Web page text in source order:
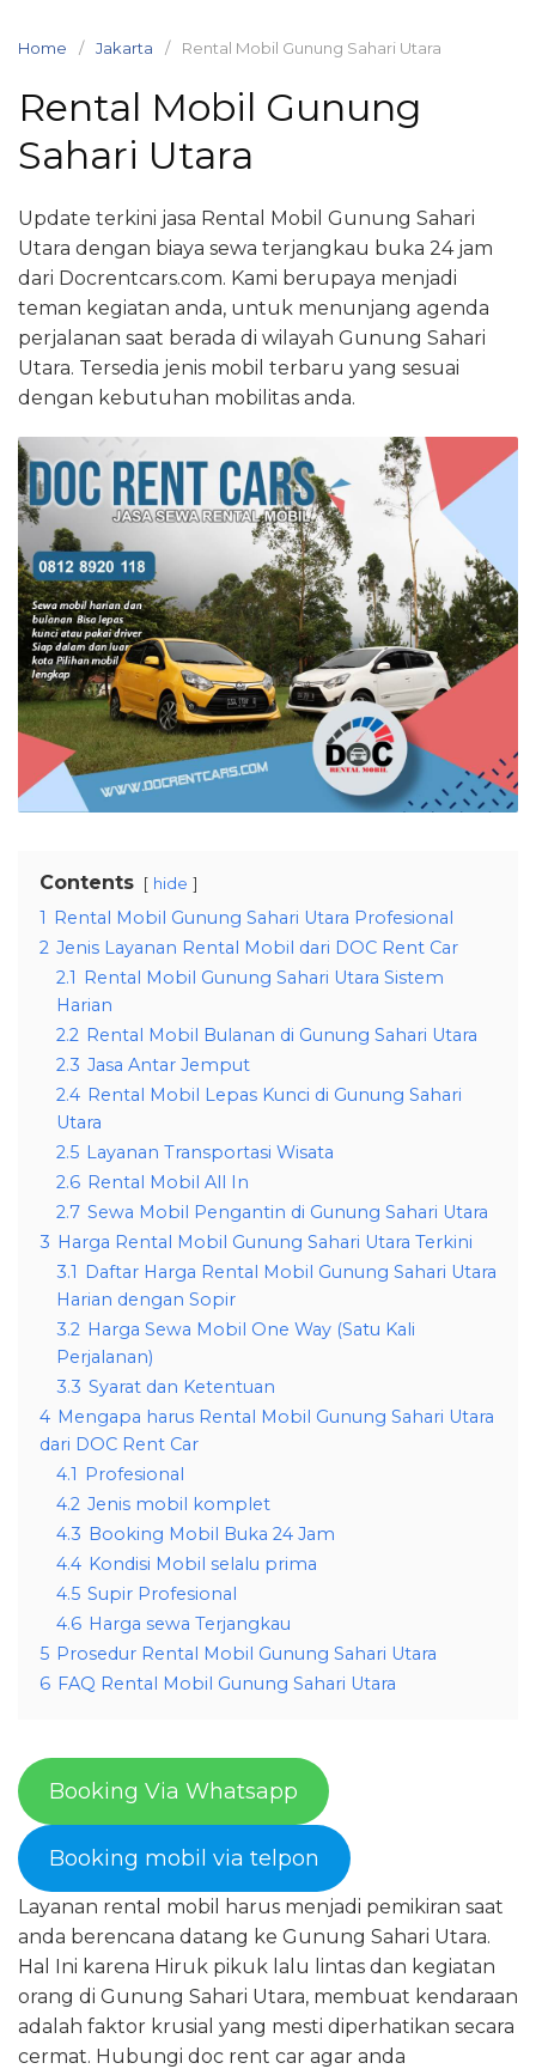
Home Jakarta Rental Mobil Gunung Sahari Utara
Rental Mobil Gunung
Sahari Utara
Update terkini jasa Rental Mobil Gunung Sahari
Utara dengan biaya sewa terjangkau buka 24 jam
dari Docrentcars.com. Kami berupaya menjadi
teman kegiatan anda, untuk menunjang agenda
perjalanan saat berada di wilayah Gunung Sahari
Utara. Tersedia jenis mobil terbaru yang sesuai
dengan kebutuhan mobilitas anda.
Contents hide
1 Rental Mobil Gunung Sahari Utara Profesional
2 Jenis Layanan Rental Mobil dari DOC Rent Car
2.1 Rental Mobil Gunung Sahari Utara Sistem
Harian
2.2 Rental Mobil Bulanan di Gunung Sahari Utara
2.3 Jasa Antar Jemput
2.4 Rental Mobil Lepas Kunci di Gunung Sahari
Utara
2.5 Layanan Transportasi Wisata
2.6 Rental Mobil All In
2.7 Sewa Mobil Pengantin di Gunung Sahari Utara
3 Harga Rental Mobil Gunung Sahari Utara Terkini
3.1 Daftar Harga Rental Mobil Gunung Sahari Utara
Harian dengan Sopir
3.2 Harga Sewa Mobil One Way (Satu Kali
Perjalanan)
3.3 Syarat dan Ketentuan
4 Mengapa harus Rental Mobil Gunung Sahari Utara
dari DOC Rent Car
4.1 Profesional
4.2 Jenis mobil komplet
4.3 Booking Mobil Buka 24 Jam
4.4 Kondisi Mobil selalu prima
4.5 Supir Profesional
4.6 Harga sewa Terjangkau
5 Prosedur Rental Mobil Gunung Sahari Utara
6 FAQ Rental Mobil Gunung Sahari Utara
Booking Via Whatsapp
Booking mobil via telpon
Layanan rental mobil harus menjadi pemikiran saat
anda berencana datang ke Gunung Sahari Utara.
Hal Ini karena Hiruk pikuk lalu lintas dan kegiatan
orang di Gunung Sahari Utara, membuat kendaraan
adalah faktor krusial yang mesti diperhatikan secara
cermat. Hubungi doc rent car agar anda